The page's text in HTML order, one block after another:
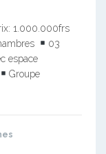
1.000.000frs
03
espace
Groupe